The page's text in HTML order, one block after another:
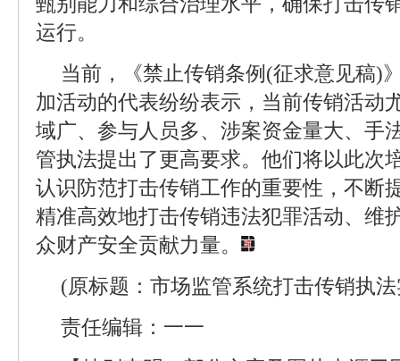
运行。
当前，《禁止传销条例(征求意见稿)
加活动的代表纷纷表示，当前传销活动
域广、参与人员多、涉案资金量大、手
管执法提出了更高要求。他们将以此次
认识防范打击传销工作的重要性，不断
精准高效地打击传销违法犯罪活动、维
众财产安全贡献力量。
(原标题：市场监管系统打击传销执
责任编辑：一一